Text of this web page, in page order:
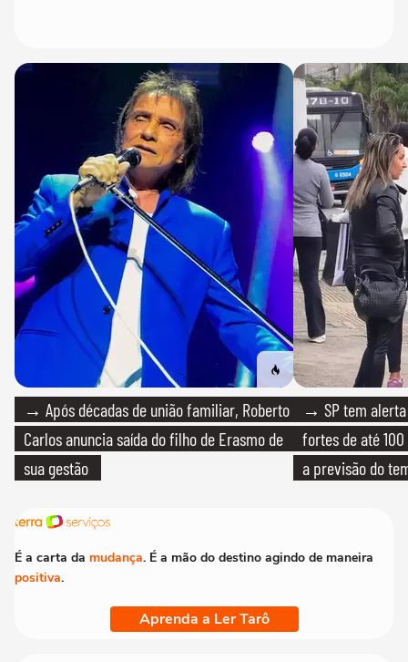
→ Após décadas de união familiar, Roberto
Carlos anuncia saída do filho de Erasmo de
sua gestão
→ SP tem
fortes de até
a previsão do
É a carta da mudança. É a mão do destino agindo de maneira
positiva.
Aprenda a Ler Tarô